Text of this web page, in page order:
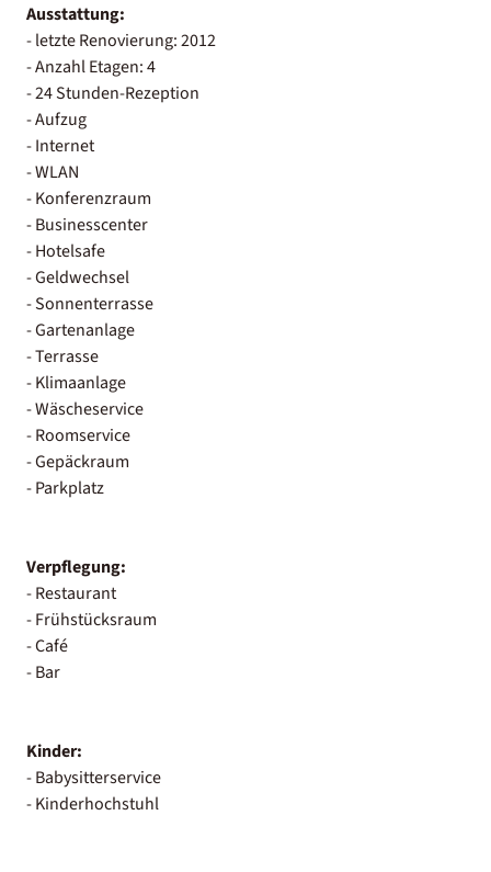
Ausstattung:
- letzte Renovierung: 2012
- Anzahl Etagen: 4
- 24 Stunden-Rezeption
- Aufzug
- Internet
- WLAN
- Konferenzraum
- Businesscenter
- Hotelsafe
- Geldwechsel
- Sonnenterrasse
- Gartenanlage
- Terrasse
- Klimaanlage
- Wäscheservice
- Roomservice
- Gepäckraum
- Parkplatz
Verpflegung:
- Restaurant
- Frühstücksraum
- Café
- Bar
Kinder:
- Babysitterservice
- Kinderhochstuhl